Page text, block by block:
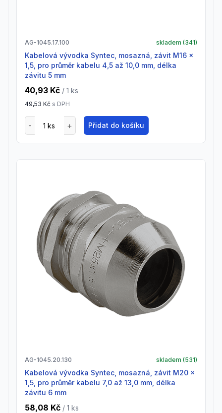
AG-1045.17.100 skladem (341)
Kabelová vývodka Syntec, mosazná, závit M16 x
1,5, pro průměr kabelu 4,5 až 10,0 mm, délka
závitu 5 mm
40,93 Kč / 1 ks
49,53 Kč s DPH
Přidat do košíku
AG-1045.20.130 skladem (531)
Kabelová vývodka Syntec, mosazná, závit M20 x
1,5, pro průměr kabelu 7,0 až 13,0 mm, délka
závitu 6 mm
58,08 Kč / 1 ks